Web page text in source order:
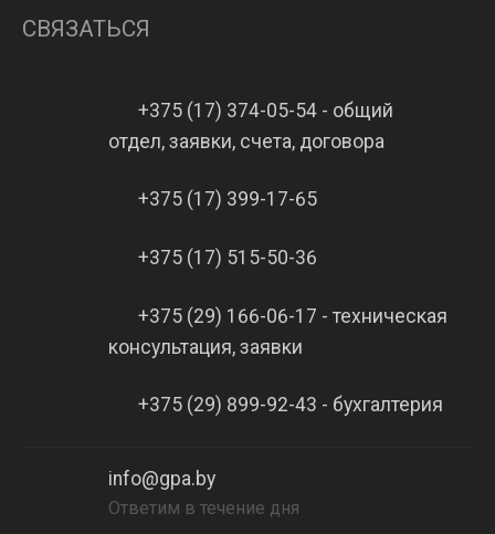
СВЯЗАТЬСЯ
+375 (17) 374-05-54 - общий
отдел, заявки, счета, договора
+375 (17) 399-17-65
+375 (17) 515-50-36
+375 (29) 166-06-17 - техническая
консультация, заявки
+375 (29) 899-92-43 - бухгалтерия
info@gpa.by
Ответим в течение дня